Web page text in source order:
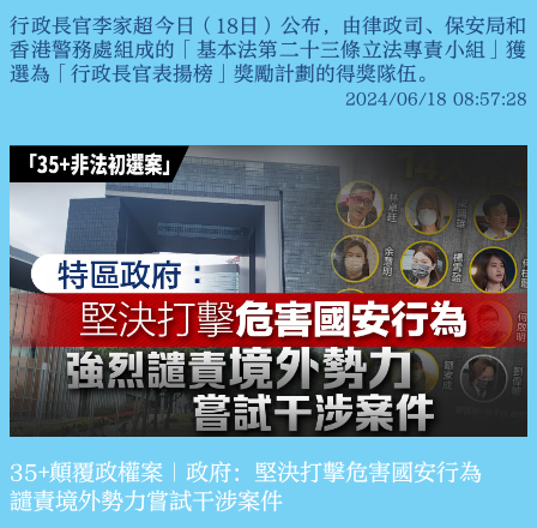
行政長官李家超今日（18日）公布，由律政司、保安局和
香港警務處組成的「基本法第二十三條立法專責小組」獲
選為「行政長官表揚榜」獎勵計劃的得獎隊伍。
2024/06/18 08:57:28
35+顛覆政權案｜政府：堅決打擊危害國安行為
譴責境外勢力嘗試干涉案件